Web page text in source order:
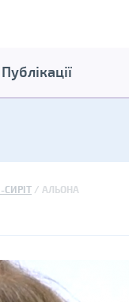
Публікації
СИРІТ АЛЬОНА